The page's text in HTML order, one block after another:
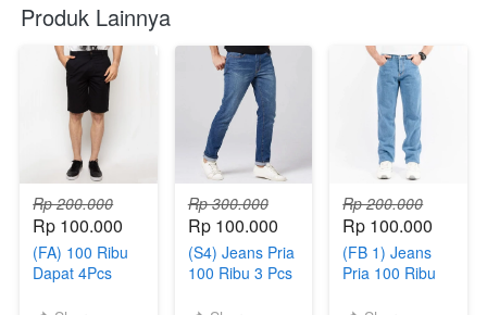
Produk Lainnya
Rp 200.000
Rp 100.000
(FA) 100 Ribu
Dapat 4Pcs
Rp 300.000
Rp 100.000
(S4) Jeans Pria
100 Ribu 3 Pcs
Rp 200.000
Rp 100.000
(FB 1) Jeans
Pria 100 Ribu